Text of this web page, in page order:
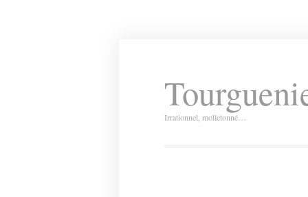
Irrationnel, molletonné…